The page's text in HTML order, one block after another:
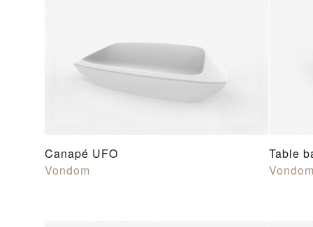
Canapé UFO
Vondom
Table